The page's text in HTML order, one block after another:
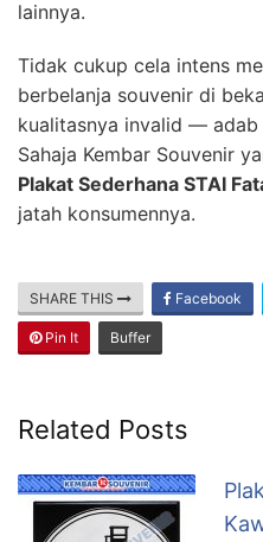
lainnya.
Tidak cukup cela intens
berbelanja souvenir di
kualitasnya invalid — adab
Sahaja Kembar Souvenir
Plakat Sederhana STAI
jatah konsumennya.
SHARE THIS Facebook
Pin It Buffer
Related Posts